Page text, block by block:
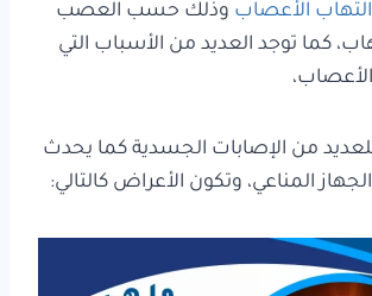
الأعصاب وذلك حسب العصب
كما توجد العديد من الأسباب التي
من الإصابات الجسدية كما يحدث
المناعي، وتكون الأعراض كالتالي: